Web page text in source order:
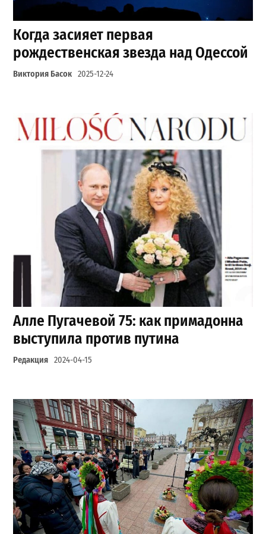
Когда засияет первая
рождественская звезда над Одессой
Виктория Басок 2025-12-24
Алле Пугачевой 75: как примадонна
выступила против путина
Редакция 2024-04-15